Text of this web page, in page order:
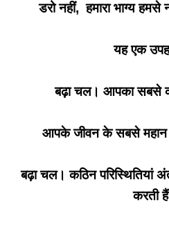
डरो नहीं, हमारा भाग्य हमसे
यह एक
बढ़ा चल। आपका सबसे
आपके जीवन के सबसे महान
बढ़ा चल। कठिन परिस्थितियां
करती